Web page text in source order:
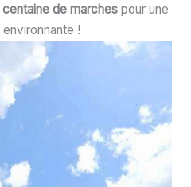
centaine de marchespour une
!